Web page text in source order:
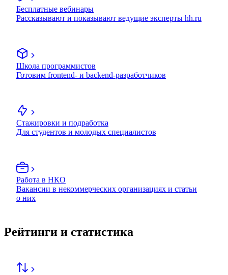
Бесплатные вебинары
Рассказывают и показывают ведущие эксперты hh.ru
Школа программистов
Готовим frontend- и backend-разработчиков
Стажировки и подработка
Для студентов и молодых специалистов
Работа в НКО
Вакансии в некоммерческих организациях и статьи
о них
Рейтинги и статистика